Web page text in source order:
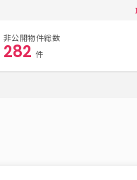
非公開物件総数
282 件